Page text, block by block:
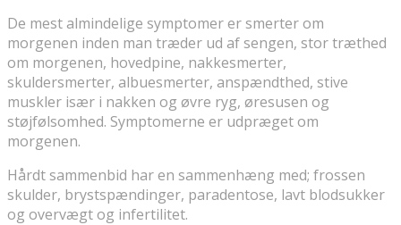
De mest almindelige symptomer er smerter om
morgenen inden man træder ud af sengen, stor træthed
om morgenen, hovedpine, nakkesmerter,
skuldersmerter, albuesmerter, anspændthed, stive
muskler især i nakken og øvre ryg, øresusen og
støjfølsomhed. Symptomerne er udpræget om
morgenen.
Hårdt sammenbid har en sammenhæng med; frossen
skulder, brystspændinger, paradentose, lavt blodsukker
og overvægt og infertilitet.